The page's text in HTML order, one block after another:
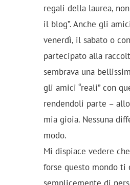
regali della laurea,
il blog”. Anche gli
venerdì, il sabato o
partecipato alla
sembrava una
gli amici “reali” con
rendendoli parte –
mia gioia. Nessuna
modo.
Mi dispiace vedere
forse questo mondo ti